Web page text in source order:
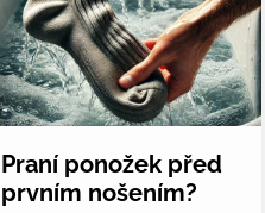
Praní ponožek před
prvním nošením?